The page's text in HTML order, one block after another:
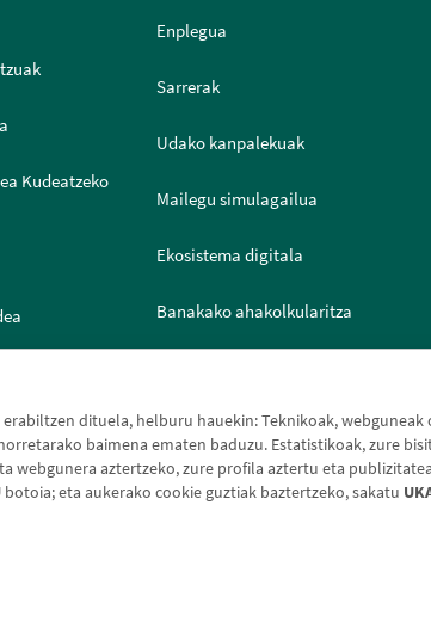
dituela, helburu hauekin: Teknikoak,
baimena ematen baduzu. Estatistikoak, zure
aztertzeko, zure profila aztertu eta
botoia; eta aukerako cookie guztiak baztertzeko, sakatu
Kudeatzeko
Enplegua
Sarrerak
Udako kanpalekuak
Mailegu simulagailua
Ekosistema digitala
Banakako ahakolkularitza